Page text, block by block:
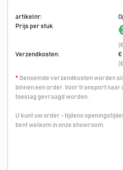
artikelnr:
Prijs per stuk
Verzendkosten:
€
* Genoemde verzendkosten worden
binnen een order. Voor transport naar
toeslag gevraagd worden.
U kunt uw order - tijdens
bent welkom in onze showroom.